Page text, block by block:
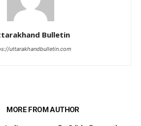
Bulletin
uttarakhandbulletin.com
MORE FROM AUTHOR